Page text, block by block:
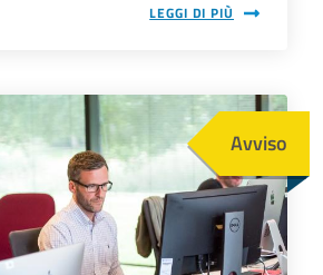
LEGGI DI PIÙ
Avviso